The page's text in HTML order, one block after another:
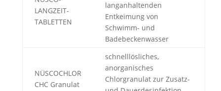
LANGZEIT-
TABLETTEN
langanhaltenden
Entkeimung von
Schwimm- und
Badebeckenwasser
NÜSCOCHLOR
CHC Granulat
schnelllösliches,
anorganisches
Chlorgranulat zur Zusatz-